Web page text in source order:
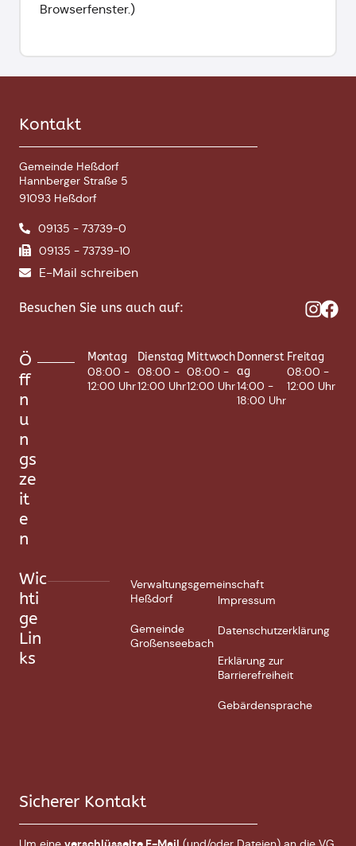
Browserfenster.)
Kontakt
Gemeinde Heßdorf
Hannberger Straße 5
91093 Heßdorf
09135 - 73739-0
09135 - 73739-10
E-Mail schreiben
Besuchen Sie uns auch auf:
Ö
ff
n
u
n
gs
ze
it
e
n
Montag
08:00 -
12:00 Uhr
Dienstag
08:00 -
12:00 Uhr
Mittwoch
08:00 -
12:00 Uhr
Donnerst
ag
14:00 -
18:00 Uhr
Freitag
08:00 -
12:00 Uhr
Wic
hti
ge
Lin
ks
Verwaltungsgemeinschaft
Heßdorf
Gemeinde
Großenseebach
Impressum
Datenschutzerklärung
Erklärung zur
Barrierefreiheit
Gebärdensprache
Sicherer Kontakt